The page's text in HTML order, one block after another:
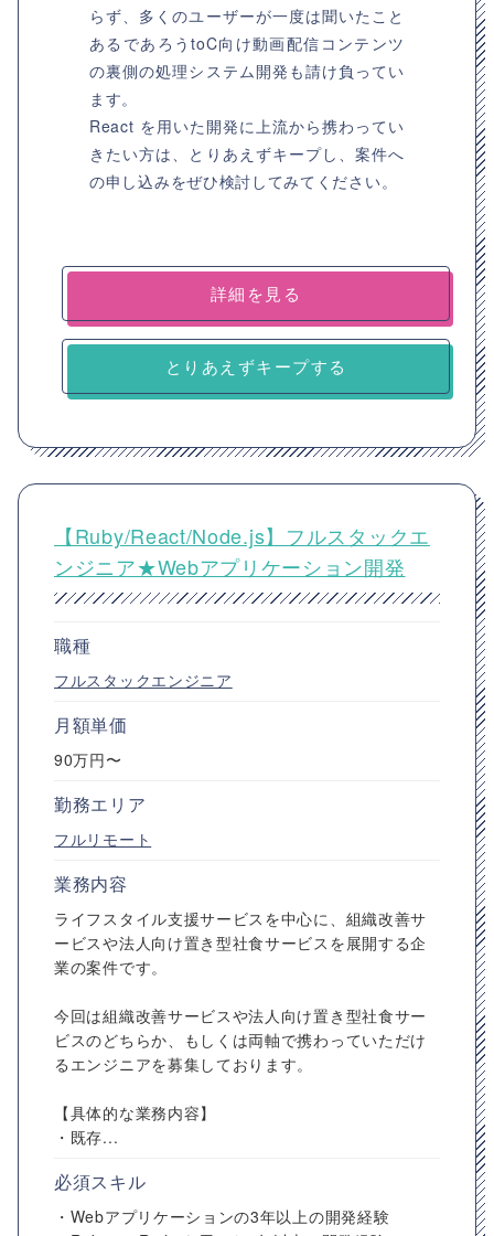
らず、多くのユーザーが一度は聞いたこと
あるであろうtoC向け動画配信コンテンツ
の裏側の処理システム開発も請け負ってい
ます。
React を用いた開発に上流から携わってい
きたい方は、とりあえずキープし、案件へ
の申し込みをぜひ検討してみてください。
詳細を見る
とりあえずキープする
【Ruby/React/Node.js】フルスタックエ
ンジニア★Webアプリケーション開発
職種
フルスタックエンジニア
月額単価
90万円〜
勤務エリア
フルリモート
業務内容
ライフスタイル支援サービスを中心に、組織改善サ
ービスや法人向け置き型社食サービスを展開する企
業の案件です。
今回は組織改善サービスや法人向け置き型社食サー
ビスのどちらか、もしくは両軸で携わっていただけ
るエンジニアを募集しております。
【具体的な業務内容】
・既存...
必須スキル
・Webアプリケーションの3年以上の開発経験